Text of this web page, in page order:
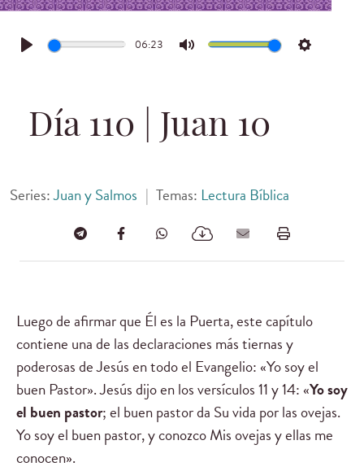
Play
06:23
Mute Settings
Día 110 | Juan 10
Series:Juan y Salmos | Temas: Lectura Bíblica
Luego de afirmar que Él es la Puerta, este capítulo
contiene una de las declaraciones más tiernas y
poderosas de Jesús en todo el Evangelio: «Yo soy el
buen Pastor». Jesús dijo en los versículos 11 y 14: «Yo soy
el buen pastor; el buen pastor da Su vida por las ovejas.
Yo soy el buen pastor, y conozco Mis ovejas y ellas me
conocen».